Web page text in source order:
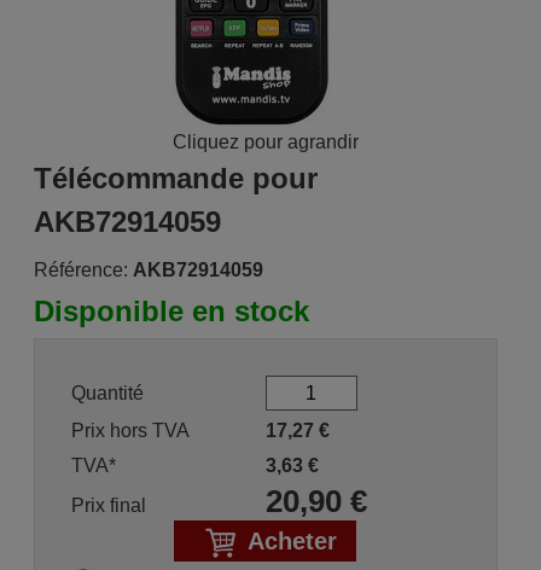
Cliquez pour agrandir
Télécommande pour
AKB72914059
Référence: AKB72914059
Disponible en stock
Quantité
Prix hors TVA
17,27 €
TVA*
3,63€
Prix final
20,90€
Acheter